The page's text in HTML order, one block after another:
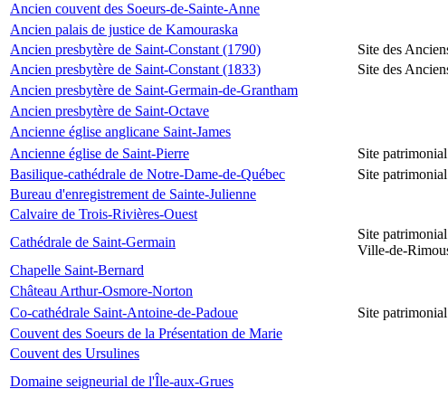
Ancien couvent des Soeurs-de-Sainte-Anne
Ancien palais de justice de Kamouraska
Ancien presbytère de Saint-Constant (1790)
Site des
Ancien presbytère de Saint-Constant (1833)
Site des
Ancien presbytère de Saint-Germain-de-Grantham
Ancien presbytère de Saint-Octave
Ancienne église anglicane Saint-James
Ancienne église de Saint-Pierre
Site
Basilique-cathédrale de Notre-Dame-de-Québec
Site
Bureau d'enregistrement de Sainte-Julienne
Calvaire de Trois-Rivières-Ouest
Cathédrale de Saint-Germain
Site
Ville-de-
Chapelle Saint-Bernard
Château Arthur-Osmore-Norton
Co-cathédrale Saint-Antoine-de-Padoue
Site
Couvent des Soeurs de la Présentation de Marie
Couvent des Ursulines
Domaine seigneurial de l'Île-aux-Grues